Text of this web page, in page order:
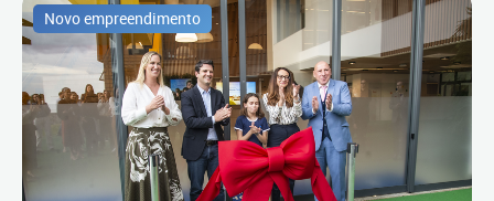
Novo empreendimento